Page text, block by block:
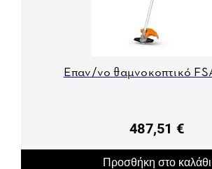
Επαν/νο θαμνοκοπτικό
487,51 €
Προσθήκη στο καλάθι